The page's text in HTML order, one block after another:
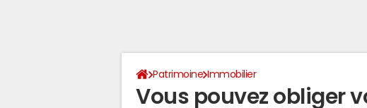
Patrimoine Immobilier
Vous pouvez obliger